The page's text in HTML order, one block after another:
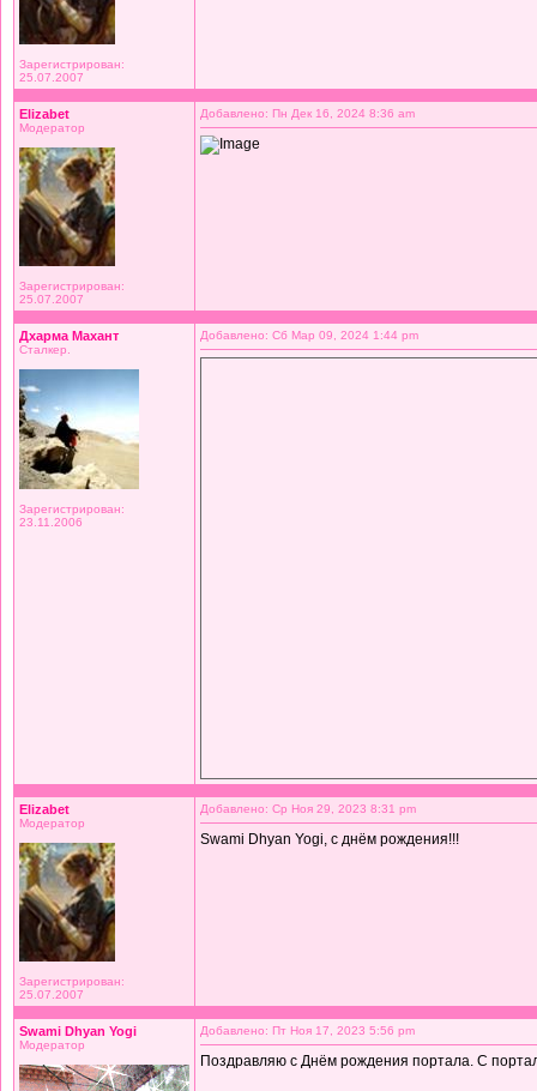
Зарегистрирован:
25.07.2007
Elizabet
Модератор
Зарегистрирован:
25.07.2007
Добавлено: Пн Дек 16, 2024 8:36 am
Дхарма Махант
Сталкер.
Зарегистрирован:
23.11.2006
Добавлено: Сб Мар 09, 2024 1:44 pm
Elizabet
Модератор
Зарегистрирован:
25.07.2007
Добавлено: Ср Ноя 29, 2023 8:31 pm
Swami Dhyan Yogi, с днём рождения!!!
Swami Dhyan Yogi
Модератор
Добавлено: Пт Ноя 17, 2023 5:56 pm
Поздравляю с Днём рождения портала. С